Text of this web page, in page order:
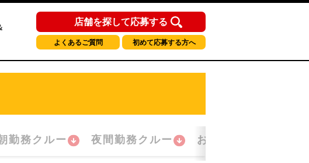
店舗を探して応募する
よくあるご質問 初めて応募する方へ
勤務クルー 夜間勤務クルー おかえり！クルー